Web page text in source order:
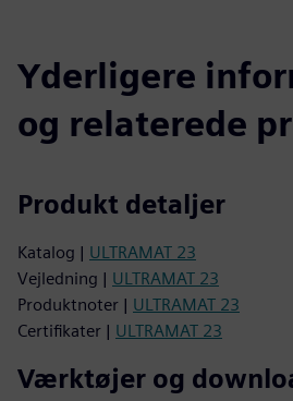
Yderligere
og relaterede
Produkt detaljer
Katalog | ULTRAMAT 23
Vejledning | ULTRAMAT 23
Produktnoter | ULTRAMAT 23
Certifikater | ULTRAMAT 23
Værktøjer og